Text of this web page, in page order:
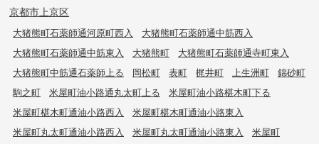
京都市上京区
大猪熊町石薬師通河原町西入
大猪熊町石薬師通中筋西入
大猪熊町石薬師通中筋東入
大猪熊町
大猪熊町石薬師通寺町東入
大猪熊町中筋通石薬師上る
岡松町 表町 梶井町 上生洲町
錦砂町
駒之町
米屋町油小路通丸太町上る
米屋町油小路椹木町下る
米屋町椹木町通油小路西入
米屋町椹木町通油小路東入
米屋町丸太町通油小路西入
米屋町丸太町通油小路東入
米屋町